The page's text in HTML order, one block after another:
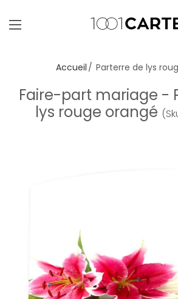
Accueil Parterre de lys
Faire-part mariage -
lys rouge orangé